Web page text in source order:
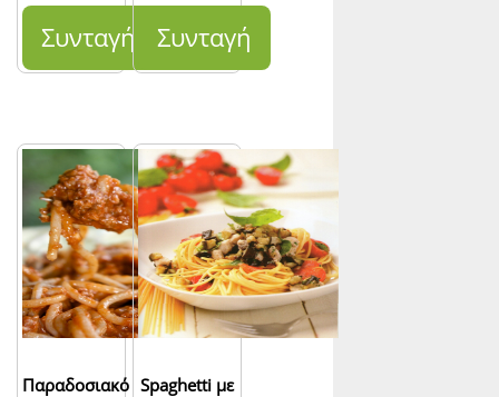
Συνταγή Συνταγή
Παραδοσιακό Spaghetti με